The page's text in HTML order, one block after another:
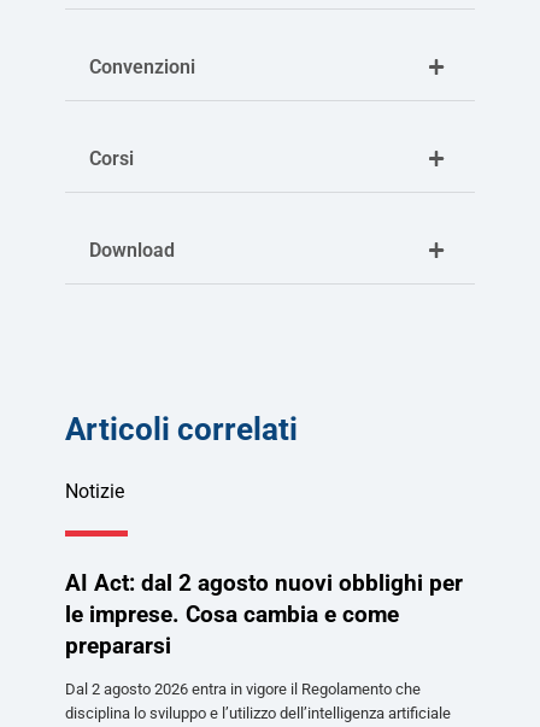
Convenzioni
Corsi
Download
Articoli correlati
Notizie
AI Act: dal 2 agosto nuovi obblighi per
le imprese. Cosa cambia e come
prepararsi
Dal 2 agosto 2026 entra in vigore il Regolamento che
disciplina lo sviluppo e l’utilizzo dell’intelligenza artificiale